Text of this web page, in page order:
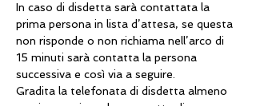
In caso di disdetta sarà contattata la
prima persona in lista d’attesa, se questa
non risponde o non richiama nell’arco di
15 minuti sarà contatta la persona
Gradita la telefonata di disdetta almeno